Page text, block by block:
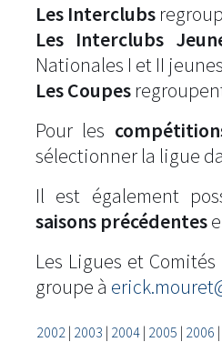
Les Interclubs
Les Interclubs
Nationales I et II
Les Coupes
Pour les
sélectionner la ligue
Il est également
saisons précédentes
Les Ligues et
groupe à
2002| 2003 | 2004| 2005 | 2006 |